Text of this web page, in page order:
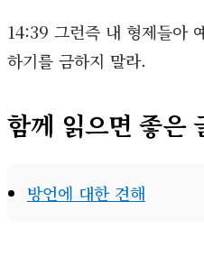
14:39 그런즉 내 형제들아
하기를 금하지 말라.
함께 읽으면 좋은
방언에 대한 견해